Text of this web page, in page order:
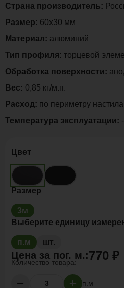
Цвет
Размер
3м
Выберите единицу
п.м шт.
Цена за пог. м.:770 ₽
Количество товара:
п.м
Страна производитель:
Размер: 60х30 мм
Материал: алюминий
Тип профиля: торцевой
Обработка поверхности:
Вес: 0,85 кг/м.п.
Расход: по периметру настила
Температура эксплуатации: